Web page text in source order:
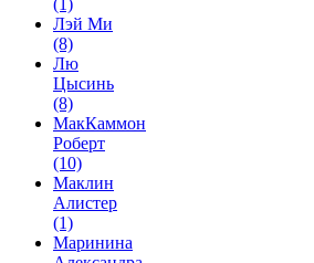
(1)
Лэй Ми
(8)
Лю
Цысинь
(8)
МакКаммон
Роберт
(10)
Маклин
Алистер
(1)
Маринина